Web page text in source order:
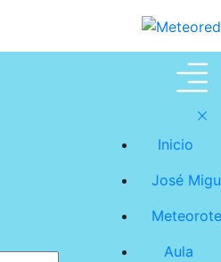
Inicio
José
Aula
Viñas